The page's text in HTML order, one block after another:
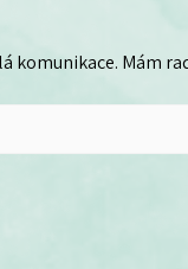
komunikace. Mám